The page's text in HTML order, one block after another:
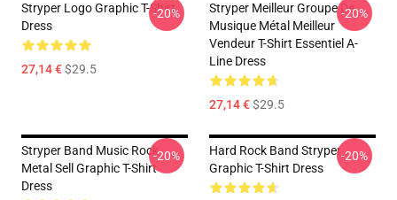
Stryper Logo Graphic T-Shirt
Dress
27,14 €$29.5
-20%
Stryper Meilleur Groupe De
Musique Métal Meilleur
Vendeur T-Shirt Essentiel A-
Line Dress
27,14 €$29.5
-20%
Stryper Band Music Rock
Metal Sell Graphic T-Shirt
Dress
-20%
Hard Rock Band Stryper
Graphic T-Shirt Dress
-20%